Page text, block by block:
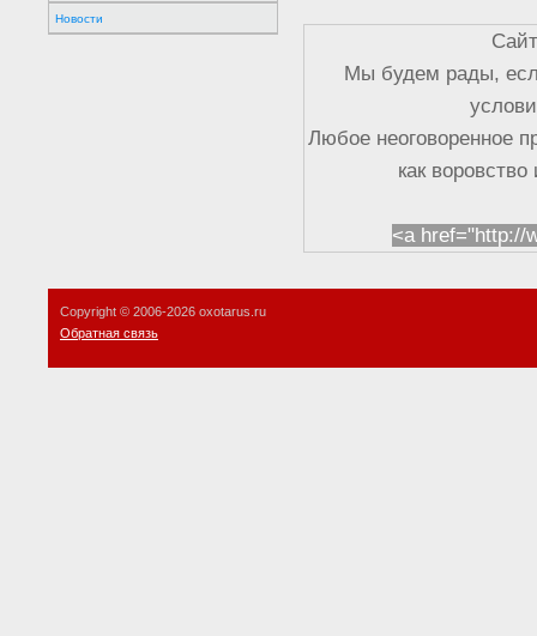
Новости
Мы будем рады,
Любое неоговоренное
как
<a href="http://
Copyright © 2006-2026 oxotarus.ru
Обратная связь